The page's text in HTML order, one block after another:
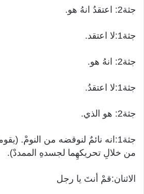
جثة2: اعتقدُ انهُ هو.
جثة1:لا اعتقد.
جثة2: انهُ هو.
جثة1:لا اعتقدُ.
جثة2: هو الذي.
جثة1:انه نائمٌ لنوقضه من النومْ.
من خلالِ تحريكهِما لجسدهِ الممددْ).
الاثنان:قمْ أنتَ يا رجل